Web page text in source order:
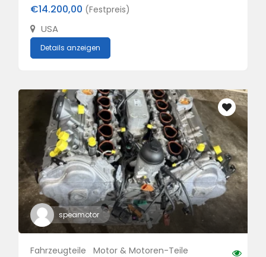
€14.200,00 (Festpreis)
USA
Details anzeigen
speamotor
Fahrzeugteile Motor & Motoren-Teile